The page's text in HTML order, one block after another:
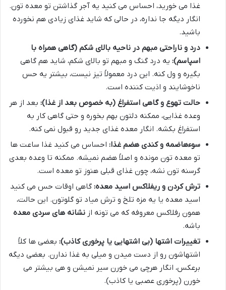
غذا می خورید، احساس می کنید یه آجر گذاشتن تو معده تون.
انگار دیگه جا نداره، در حالی که شاید غذای زیادی هم نخورده
باشید.
درد و ناراحتی مبهم در ناحیه بالای شکم (گاهی همراه با
اسپاسم): یه درد گنگ و مبهم تو بالای شکم، شاید هم گاهی
بگیره و ول کنه. این درد معمولاً تیز نیست، بیشتر یه حس
ناخوشایند و اذیت کننده است.
حالت تهوع و گاهی استفراغ (به خصوص بعد از غذا): بعد از هر
وعده غذایی، ممکنه دلتون بهم بخوره و حتی گاهی کار به
استفراغ بکشه. انگار معده غذای جدید رو قبول نمی کنه.
سوءهاضمه و کندی هضم غذا: احساس می کنید غذا ساعت ها
تو معده تون مونده و اصلاً هضم نمیشه. ممکنه تا وعده بعدی
گرسنه تون نشه، چون غذای قبلی هنوز تو معده است.
ترش کردن و ریفلاکس اسید معده: گاهی اوقات حس می کنید
اسید معده یا یه مزه تلخ و ترش میاد تو گلوتون. این حالت،
همون رفلاکس معروفه که می تونه از نشانه های سردی معده
باشه.
تغییرات اشتها (بی اشتهایی یا پرخوری کاذب): بعضی ها کلاً
اشتهاشون رو از دست میدن و میلی به غذا ندارن. بعضی دیگه
برعکس، انگار هرچی می خورن سیر نمیشن و هی بیشتر می
خورن (پرخوری عصبی یا کاذب).